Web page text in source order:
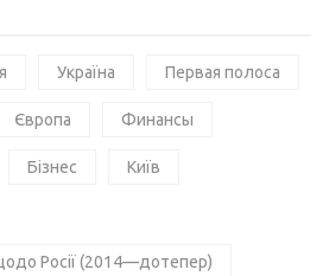
Україна Первая полоса
Європа Финансы
Бізнес Київ
Росії (2014—дотепер)